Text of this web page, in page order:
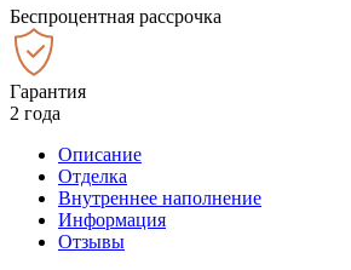
Беспроцентная рассрочка
Гарантия
2 года
Описание
Отделка
Внутреннее наполнение
Информация
Отзывы